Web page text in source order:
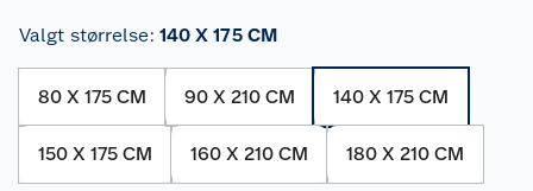
Valgt størrelse: 140 X 175 CM
80 X 175 CM 90 X 210 CM 140 X 175 CM
150 X 175 CM 160 X 210 CM 180 X 210 CM